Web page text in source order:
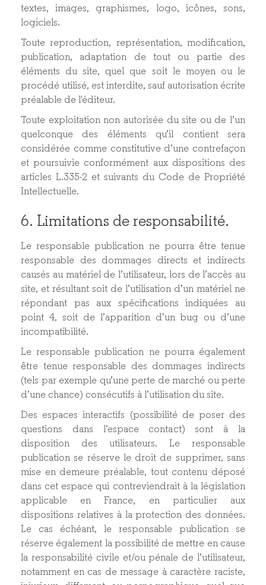
textes, images, graphismes, logo, icônes, sons,
logiciels.
Toute reproduction, représentation, modification,
publication, adaptation de tout ou partie des
éléments du site, quel que soit le moyen ou le
procédé utilisé, est interdite, sauf autorisation écrite
préalable de l'éditeur.
Toute exploitation non autorisée du site ou de l’un
quelconque des éléments qu’il contient sera
considérée comme constitutive d’une contrefaçon
et poursuivie conformément aux dispositions des
articles L.335-2 et suivants du Code de Propriété
Intellectuelle.
6. Limitations de responsabilité.
Le responsable publication ne pourra être tenue
responsable des dommages directs et indirects
causés au matériel de l’utilisateur, lors de l’accès au
site, et résultant soit de l’utilisation d’un matériel ne
répondant pas aux spécifications indiquées au
point 4, soit de l’apparition d’un bug ou d’une
incompatibilité.
Le responsable publication ne pourra également
être tenue responsable des dommages indirects
(tels par exemple qu’une perte de marché ou perte
d’une chance) consécutifs à l’utilisation du site.
Des espaces interactifs (possibilité de poser des
questions dans l’espace contact) sont à la
disposition des utilisateurs. Le responsable
publication se réserve le droit de supprimer, sans
mise en demeure préalable, tout contenu déposé
dans cet espace qui contreviendrait à la législation
applicable en France, en particulier aux
dispositions relatives à la protection des données.
Le cas échéant, le responsable publication se
réserve également la possibilité de mettre en cause
la responsabilité civile et/ou pénale de l’utilisateur,
notamment en cas de message à caractère raciste,